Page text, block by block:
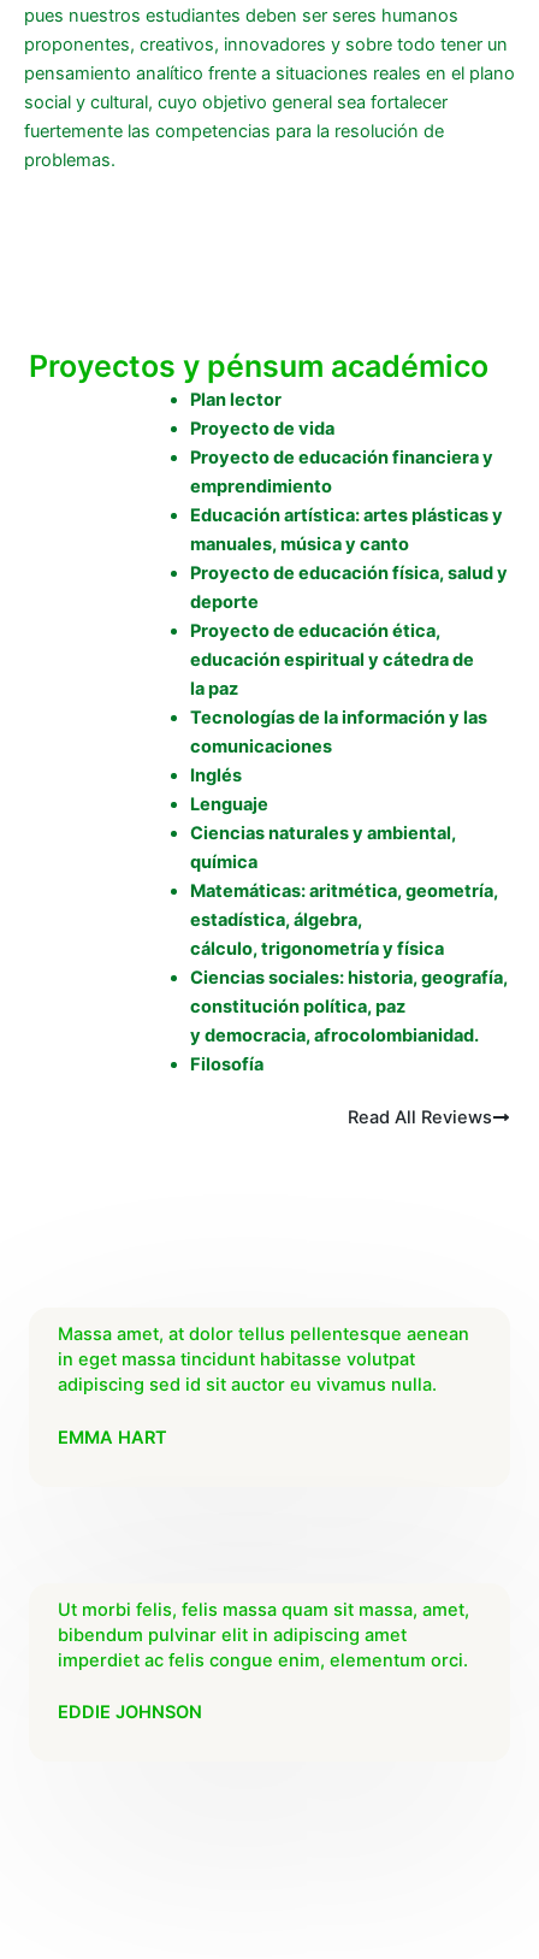
pues nuestros estudiantes deben ser seres humanos
proponentes, creativos, innovadores y sobre todo tener un
pensamiento analítico frente a situaciones reales en el plano
social y cultural, cuyo objetivo general sea fortalecer
fuertemente las competencias para la resolución de
problemas.
Proyectos y pénsum académico
Plan lector
Proyecto de vida
Proyecto de educación financiera y
emprendimiento
Educación artística: artes plásticas y
manuales, música y canto
Proyecto de educación física, salud y
deporte
Proyecto de educación ética,
educación espiritual y cátedra de
la paz
Tecnologías de la información y las
comunicaciones
Inglés
Lenguaje
Ciencias naturales y ambiental,
química
Matemáticas: aritmética, geometría,
estadística, álgebra,
cálculo, trigonometría y física
Ciencias sociales: historia, geografía,
constitución política, paz
y democracia, afrocolombianidad.
Filosofía
Read All Reviews
Massa amet, at dolor tellus pellentesque aenean
in eget massa tincidunt habitasse volutpat
adipiscing sed id sit auctor eu vivamus nulla.
EMMA HART
Ut morbi felis, felis massa quam sit massa, amet,
bibendum pulvinar elit in adipiscing amet
imperdiet ac felis congue enim, elementum orci.
EDDIE JOHNSON